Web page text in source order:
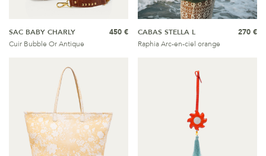
SAC BABY CHARLY
Cuir Bubble Or Antique
450 €
CABAS STELLA L
Raphia Arc-en-ciel orange
270 €